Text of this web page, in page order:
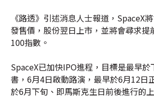
《路透》引述消息人士報道，SpaceX
發售價，股份翌日上市，並將會尋求提
100指數。
SpaceX已加快IPO進程，目標是最早
書，6月4日啟動路演，最早於6月12日
於6月下旬、即馬斯克生日前後進行的